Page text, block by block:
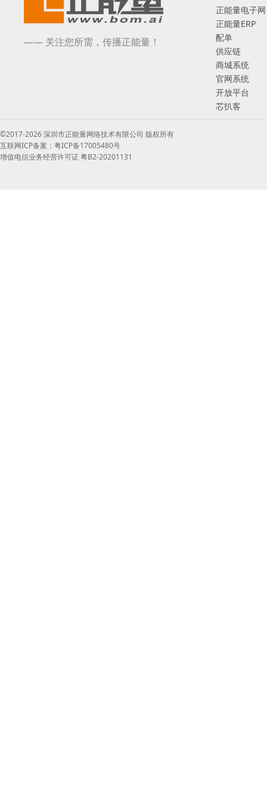
—— 关注您所需，传播正能量！
正能量电子网
正能量ERP
配单
供应链
商城系统
官网系统
开放平台
芯扒客
©2017-2026 深圳市正能量网络技术有限公司 版权所有
互联网ICP备案：粤ICP备17005480号
增值电信业务经营许可证 粤B2-20201131